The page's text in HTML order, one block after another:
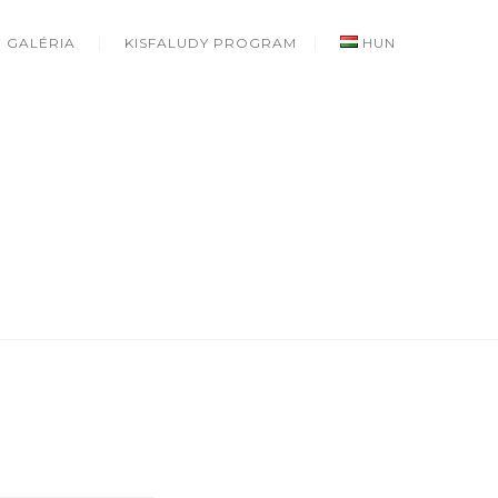
GALÉRIA KISFALUDY PROGRAM HUN